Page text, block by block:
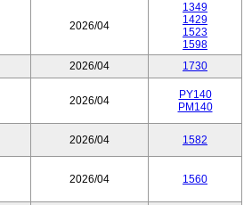
2026/04
1349
1429
1523
1598
2026/04 1730
2026/04
PY140
PM140
2026/04 1582
2026/04 1560